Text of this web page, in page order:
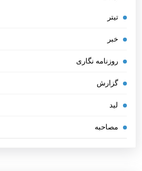
تیتر
خبر
روزنامه نگاری
گزارش
لید
مصاحبه